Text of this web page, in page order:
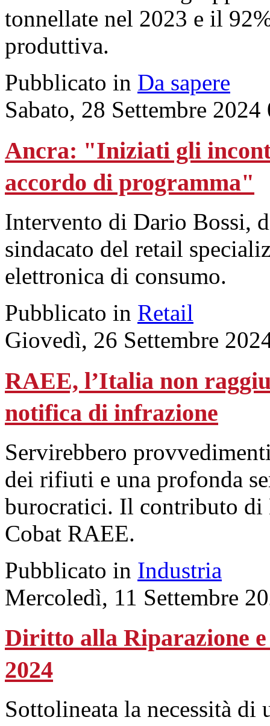
tonnellate nel 2023 e il
produttiva.
Pubblicato in Da sapere
Sabato, 28 Settembre 2024
Ancra: "Iniziati gli
accordo di programma"
Intervento di Dario Bossi,
sindacato del retail
elettronica di consumo.
Pubblicato in Retail
Giovedì, 26 Settembre
RAEE, l’Italia non
notifica di infrazione
Servirebbero
dei rifiuti e una profonda
burocratici. Il contributo di
Cobat RAEE.
Pubblicato in Industria
Mercoledì, 11 Settembre
Diritto alla Riparazione
2024
Sottolineata la necessità di